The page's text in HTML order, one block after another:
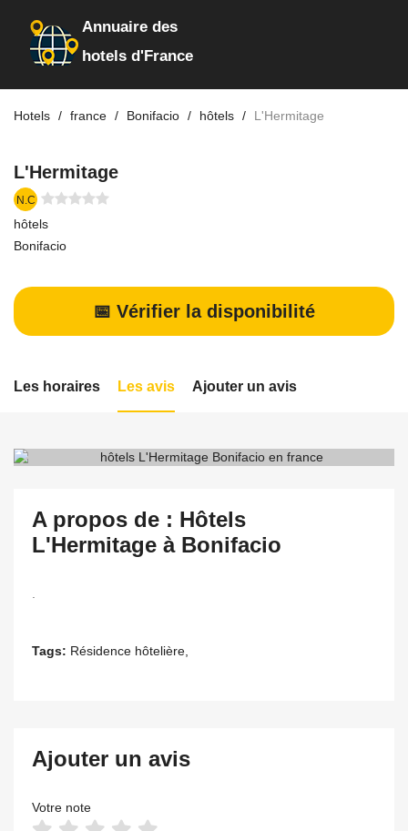
Annuaire des
hotels d'France
Hotels france Bonifacio hôtels L'Hermitage
L'Hermitage
N.C
hôtels
Bonifacio
📅 Vérifier la disponibilité
Les horaires Les avis Ajouter un avis
A propos de : Hôtels
L'Hermitage à Bonifacio
Tags: Résidence hôtelière,
Ajouter un avis
Votre note